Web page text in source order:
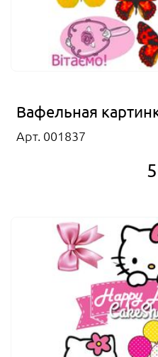
Вафельная
Арт. 001837